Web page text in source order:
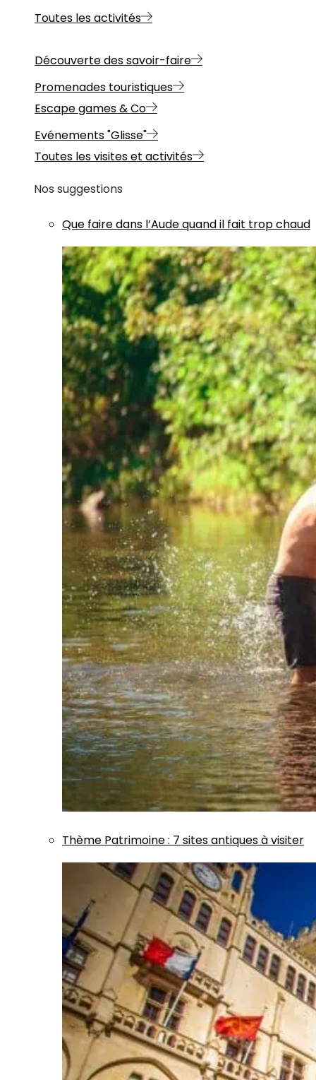
Toutes les activités
Découverte des savoir-faire
Promenades touristiques
Escape games & Co
Evénements "Glisse"
Toutes les visites et activités
Nos suggestions
Que faire dans l’Aude quand il fait trop chaud
Thème Patrimoine: 7 sites antiques à visiter